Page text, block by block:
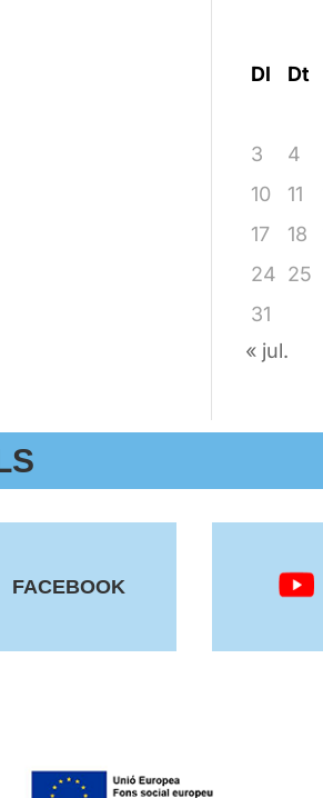
Dl Dt
3
4
10
11
17
18
24 25
31
« jul.
FACEBOOK